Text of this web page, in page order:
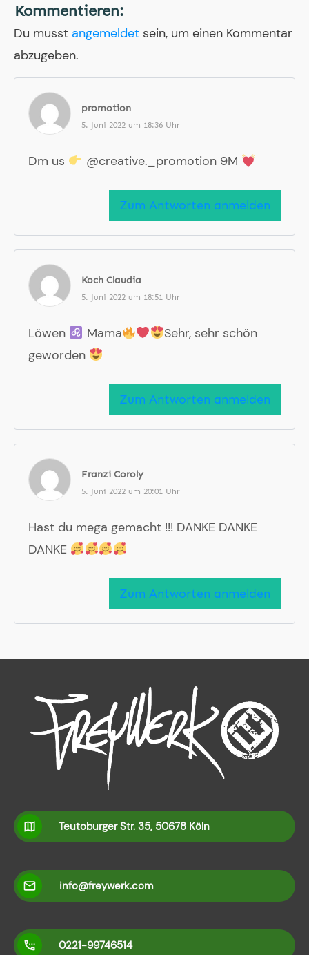
Kommentieren:
Du musst angemeldet sein, um einen Kommentar
abzugeben.
promotion
5. Juni 2022 um 18:36 Uhr
Dm us @creative._promotion 9M
Zum Antworten anmelden
Koch Claudia
5. Juni 2022 um 18:51 Uhr
Löwen Mama
Sehr, sehr schön
geworden
Zum Antworten anmelden
Franzi Coroly
5. Juni 2022 um 20:01 Uhr
Hast du mega gemacht !!! DANKE DANKE
DANKE
Zum Antworten anmelden
Teutoburger Str. 35, 50678 Köln
info@freywerk.com
0221-99746514